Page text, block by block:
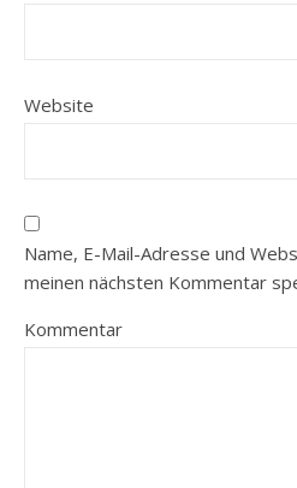
Website
Name, E-Mail-Adresse und
meinen nächsten Kommentar
Kommentar